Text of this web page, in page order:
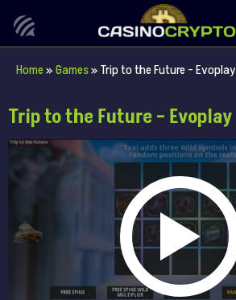
Home»Games»Trip to the Future – Evoplay
Trip to the Future – Evoplay